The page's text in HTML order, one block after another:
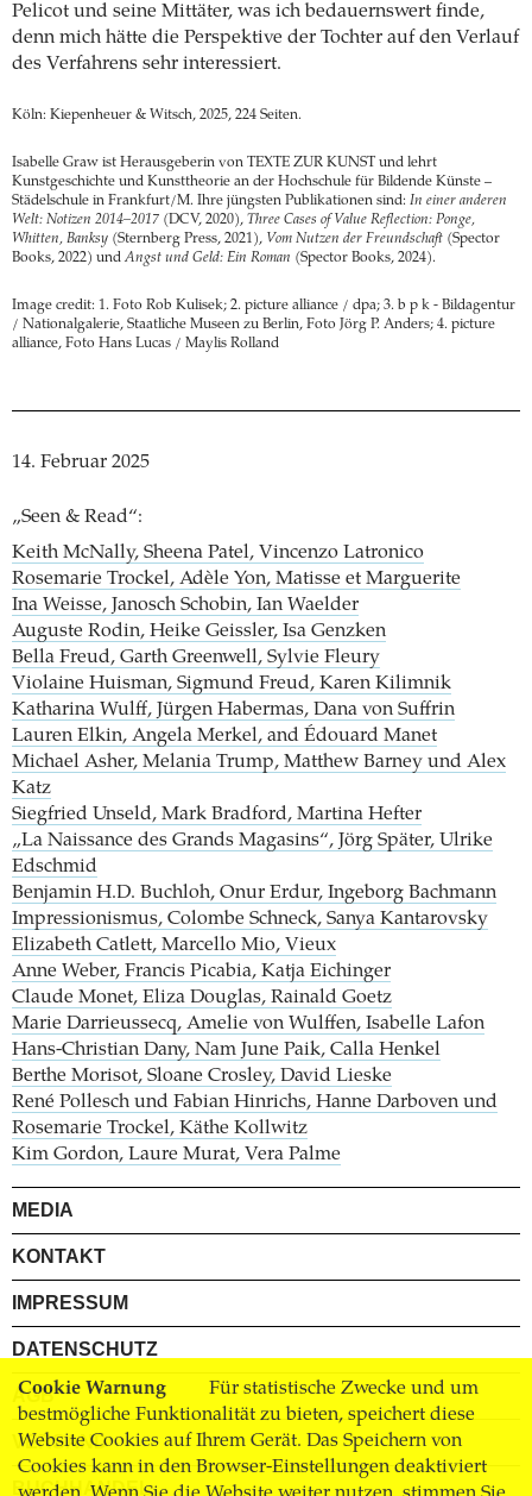
Cookie Warnung
Für statistische Zwecke und um
bestmögliche Funktionalität zu bieten, speichert diese
Website Cookies auf Ihrem Gerät. Das Speichern von
Cookies kann in den Browser-Einstellungen deaktiviert
Pelicot und seine Mittäter, was ich bedauernswert finde,
denn mich hätte die Perspektive der Tochter auf den Verlauf
des Verfahrens sehr interessiert.
Köln: Kiepenheuer & Witsch, 2025, 224 Seiten.
Isabelle Graw ist Herausgeberin von TEXTE ZUR KUNST und lehrt
Kunstgeschichte und Kunsttheorie an der Hochschule für Bildende Künste –
Städelschule in Frankfurt/M. Ihre jüngsten Publikationen sind: In einer anderen
Welt: Notizen 2014–2017 (DCV, 2020), Three Cases of Value Reflection: Ponge,
Whitten, Banksy (Sternberg Press, 2021), Vom Nutzen der Freundschaft (Spector
Books, 2022) und Angst und Geld: Ein Roman (Spector Books, 2024).
Image credit: 1. Foto Rob Kulisek; 2. picture alliance / dpa; 3. b p k - Bildagentur
/ Nationalgalerie, Staatliche Museen zu Berlin, Foto Jörg P. Anders; 4. picture
alliance, Foto Hans Lucas / Maylis Rolland
14. Februar 2025
„Seen & Read“:
Keith McNally, Sheena Patel, Vincenzo Latronico
Rosemarie Trockel, Adèle Yon, Matisse et Marguerite
Ina Weisse, Janosch Schobin, Ian Waelder
Auguste Rodin, Heike Geissler, Isa Genzken
Bella Freud, Garth Greenwell, Sylvie Fleury
Violaine Huisman, Sigmund Freud, Karen Kilimnik
Katharina Wulff, Jürgen Habermas, Dana von Suffrin
Lauren Elkin, Angela Merkel, and Édouard Manet
Michael Asher, Melania Trump, Matthew Barney und Alex
Katz
Siegfried Unseld, Mark Bradford, Martina Hefter
„La Naissance des Grands Magasins“, Jörg Später, Ulrike
Edschmid
Benjamin H.D. Buchloh, Onur Erdur, Ingeborg Bachmann
Impressionismus, Colombe Schneck, Sanya Kantarovsky
Elizabeth Catlett, Marcello Mio, Vieux
Anne Weber, Francis Picabia, Katja Eichinger
Claude Monet, Eliza Douglas, Rainald Goetz
Marie Darrieussecq, Amelie von Wulffen, Isabelle Lafon
Hans-Christian Dany, Nam June Paik, Calla Henkel
Berthe Morisot, Sloane Crosley, David Lieske
René Pollesch und Fabian Hinrichs, Hanne Darboven und
Rosemarie Trockel, Käthe Kollwitz
Kim Gordon, Laure Murat, Vera Palme
MEDIA
KONTAKT
IMPRESSUM
DATENSCHUTZ
AGB
VERSAND
BUCHHANDEL